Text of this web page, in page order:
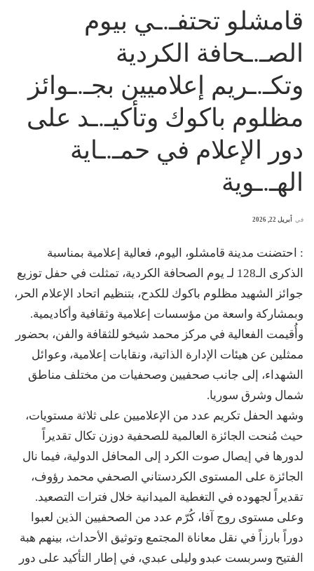
قامشلو تحتفـ.ـي بيوم
الصـ.ـحافة الكردية
وتكـ.ـريم إعلاميين بجـ.ـوائز
مظلوم باكوك وتأكيـ.ـد على
دور الإعلام في حمـ.ـاية
الهـ.ـوية
في أبريل 22, 2026
: احتضنت مدينة قامشلو، اليوم، فعالية إعلامية بمناسبة
الذكرى الـ128 لـ يوم الصحافة الكردية، تمثلت في حفل توزيع
جوائز الشهيد مظلوم باكوك للكدح، بتنظيم اتحاد الإعلام الحر،
وبمشاركة واسعة من مؤسسات إعلامية وثقافية وأكاديمية.
وأُقيمت الفعالية في مركز محمد شيخو للثقافة والفن، بحضور
ممثلين عن هيئات الإدارة الذاتية، ونقابات إعلامية، وعوائل
الشهداء، إلى جانب صحفيين وصحفيات من مختلف مناطق
شمال وشرق سوريا.
وشهد الحفل تكريم عدد من الإعلاميين على ثلاثة مستويات،
حيث مُنحت الجائزة العالمية للصحفية دوزن تكال تقديراً
لدورها في إيصال صوت الكرد إلى المحافل الدولية، فيما نال
الجائزة على المستوى الكردستاني الصحفي محمد رؤوف،
تقديراً لجهوده في التغطية الميدانية خلال فترات التصعيد.
وعلى مستوى روج آفا، كُرّم عدد من الصحفيين الذين لعبوا
دوراً بارزاً في نقل معاناة المجتمع وتوثيق الأحداث، بينهم هبة
الفتيح وسربست عبدو وليلى عبدي، في إطار التأكيد على دور